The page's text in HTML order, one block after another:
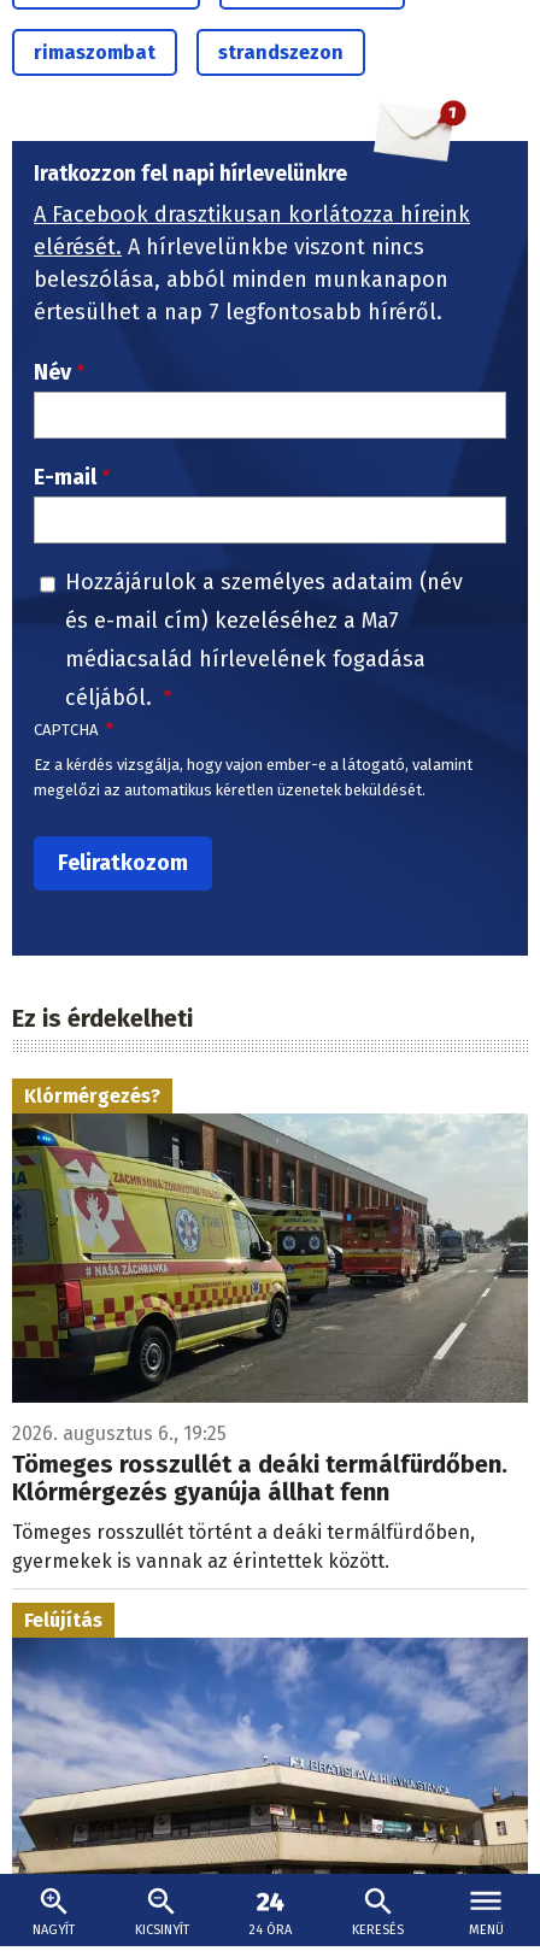
NAGYÍT KICSINYÍT 24 ÓRA KERESÉS MENÜ
rimaszombat strandszezon
Iratkozzon fel napi hírlevelünkre
A Facebook drasztikusan korlátozza híreink
elérését. A hírlevelünkbe viszont nincs
beleszólása, abból minden munkanapon
értesülhet a nap 7 legfontosabb híréről.
Név
E-mail
Hozzájárulok a személyes adataim (név
és e-mail cím) kezeléséhez a Ma7
médiacsalád hírlevelének fogadása
céljából.
CAPTCHA
Ez a kérdés vizsgálja, hogy vajon ember-e a látogató, valamint
megelőzi az automatikus kéretlen üzenetek beküldését.
Ez is érdekelheti
Klórmérgezés?
2026. augusztus 6., 19:25
Tömeges rosszullét a deáki termálfürdőben.
Klórmérgezés gyanúja állhat fenn
Tömeges rosszullét történt a deáki termálfürdőben,
gyermekek is vannak az érintettek között.
Felújítás